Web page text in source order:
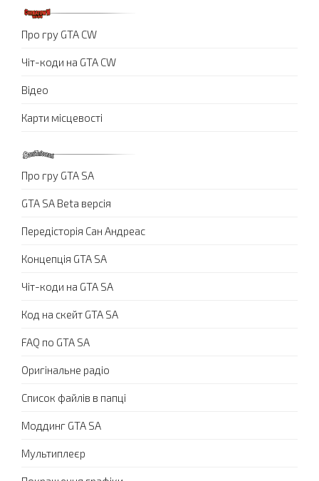
Про гру GTA CW
Чіт-коди на GTA CW
Відео
Карти місцевості
Про гру GTA SA
GTA SA Beta версія
Передісторія Сан Андреас
Концепція GTA SA
Чіт-коди на GTA SA
Код на скейт GTA SA
FAQ по GTA SA
Оригінальне радіо
Список файлів в папці
Моддинг GTA SA
Мультиплеєр